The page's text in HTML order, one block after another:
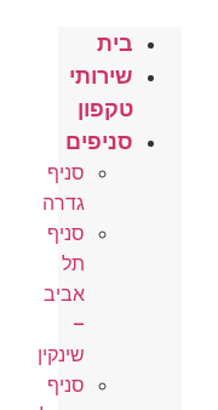
בית
שירותי
טקפון
סניפים
סניף
גדרה
סניף
תל
אביב
–
שינקין
סניף